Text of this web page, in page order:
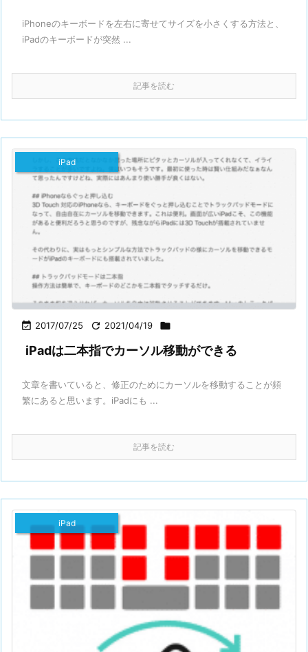
iPhoneのキーボードを左右に寄せてサイズを小さくする方法と、
iPadのキーボードが突然 ...
記事を読む
 2017/07/25  2021/04/19 
iPad
iPadは二本指でカーソル移動ができる
文章を書いていると、修正のためにカーソルを移動することが頻
繁にあると思います。iPadにも ...
記事を読む
iPad